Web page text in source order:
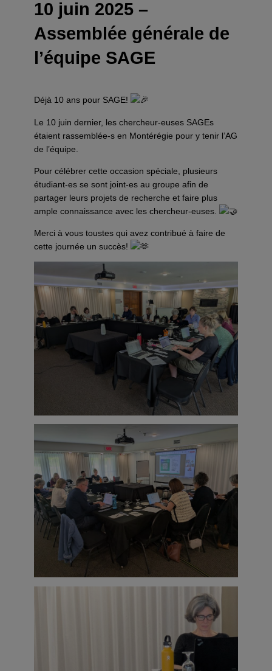
10 juin 2025 –
Assemblée générale de
l’équipe SAGE
Déjà 10 ans pour SAGE!
Le 10 juin dernier, les chercheur-euses SAGEs
étaient rassemblée-s en Montérégie pour y tenir l’AG
de l’équipe.
Pour célébrer cette occasion spéciale, plusieurs
étudiant-es se sont joint-es au groupe afin de
partager leurs projets de recherche et faire plus
ample connaissance avec les chercheur-euses.
Merci à vous toustes qui avez contribué à faire de
cette journée un succès!